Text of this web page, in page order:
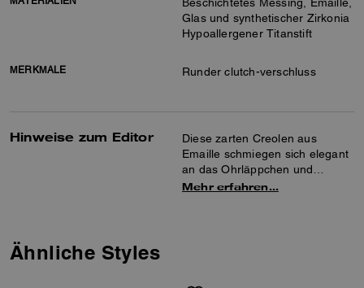
Glas und synthetischer Zirkonia
Hypoallergener Titanstift
MERKMALE Runder clutch-verschluss
Hinweise zum Editor
Diese zarten Creolen aus
Emaille schmiegen sich elegant
an das Ohrläppchen und
verleihen einen minimalistischen
Mehr erfahren…
Ähnliche Styles